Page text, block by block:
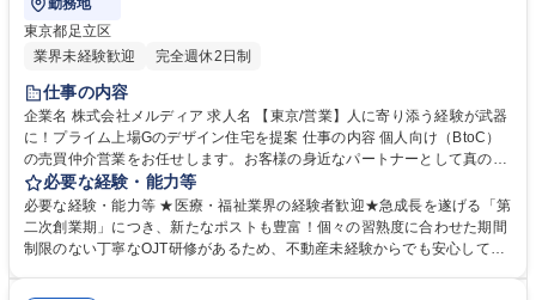
勤務地
東京都足立区
業界未経験歓迎
完全週休2日制
仕事の内容
企業名 株式会社メルディア 求人名 【東京/営業】人に寄り添う経験が武器
に！プライム上場Gのデザイン住宅を提案 仕事の内容 個人向け（BtoC）
の売買仲介営業をお任せします。お客様の身近なパートナーとして真のニ
ーズやご要望を把握し、理想の住まい探しや資産形成をサポートしていく
不動産のプロフェッショナルとしての仕事です。 個人のお客様の集客か
ら、ヒアリング、物件提案、引渡しまで一気通貫で担当します。広告戦略
や住宅ローンの斡旋、売却相談まで幅広く携わり、地域情報や金融知識を
必要な経験・能力等
必要な経験・能力等 ★医療・福祉業界の経験者歓迎★急成長を遂げる「第
二次創業期」につき、新たなポストも豊富！個々の習熟度に合わせた期間
制限のない丁寧なOJT研修があるため、不動産未経験からでも安心してス